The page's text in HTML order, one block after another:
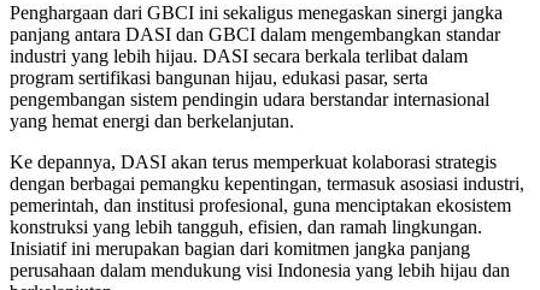
Penghargaan dari GBCI ini sekaligus menegaskan sinergi jangka
panjang antara DASI dan GBCI dalam mengembangkan standar
industri yang lebih hijau. DASI secara berkala terlibat dalam
program sertifikasi bangunan hijau, edukasi pasar, serta
pengembangan sistem pendingin udara berstandar internasional
yang hemat energi dan berkelanjutan.
Ke depannya, DASI akan terus memperkuat kolaborasi strategis
dengan berbagai pemangku kepentingan, termasuk asosiasi industri,
pemerintah, dan institusi profesional, guna menciptakan ekosistem
konstruksi yang lebih tangguh, efisien, dan ramah lingkungan.
Inisiatif ini merupakan bagian dari komitmen jangka panjang
perusahaan dalam mendukung visi Indonesia yang lebih hijau dan